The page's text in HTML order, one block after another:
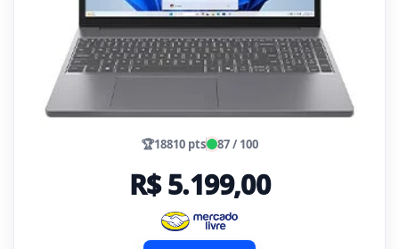
🏆18810 pts 87 / 100
R$ 5.199,00